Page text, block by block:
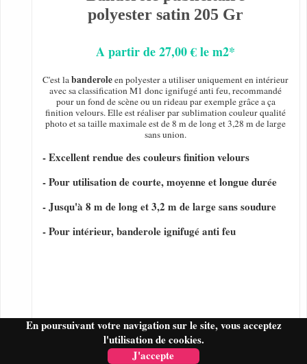
En poursuivant votre navigation sur le site, vous acceptez
l'utilisation de cookies.
J'accepte
polyester satin 205 Gr
A partir de 27,00 € le m2*
C'est labanderoleen polyester a utiliser uniquement en intérieur
avec sa classification M1 donc ignifugé anti feu, recommandé
pour un fond de scène ou un rideau par exemple grâce a ça
finition velours. Elle est réaliser par sublimation couleur qualité
photo et sa taille maximale est de 8 m de long et 3,28 m de large
sans union.
- Excellent rendue des couleurs finition velours
- Pour utilisation de courte, moyenne et longue durée
- Jusqu'à 8 m de long et 3,2 m de large sans soudure
- Pour intérieur, banderole ignifugé anti feu